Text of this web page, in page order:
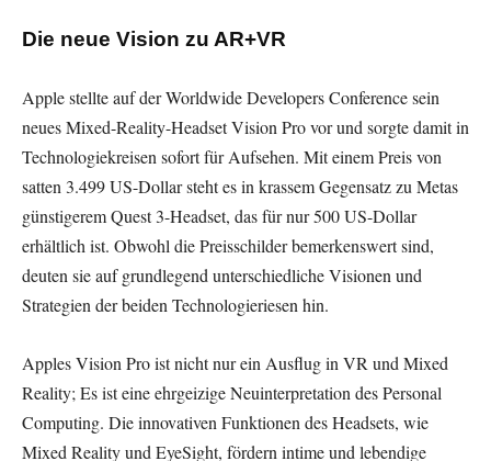
Die neue Vision zu AR+VR
Apple stellte auf der Worldwide Developers Conference sein
neues Mixed-Reality-Headset Vision Pro vor und sorgte damit in
Technologiekreisen sofort für Aufsehen. Mit einem Preis von
satten 3.499 US-Dollar steht es in krassem Gegensatz zu Metas
günstigerem Quest 3-Headset, das für nur 500 US-Dollar
erhältlich ist. Obwohl die Preisschilder bemerkenswert sind,
deuten sie auf grundlegend unterschiedliche Visionen und
Strategien der beiden Technologieriesen hin.
Apples Vision Pro ist nicht nur ein Ausflug in VR und Mixed
Reality; Es ist eine ehrgeizige Neuinterpretation des Personal
Computing. Die innovativen Funktionen des Headsets, wie
Mixed Reality und EyeSight, fördern intime und lebendige